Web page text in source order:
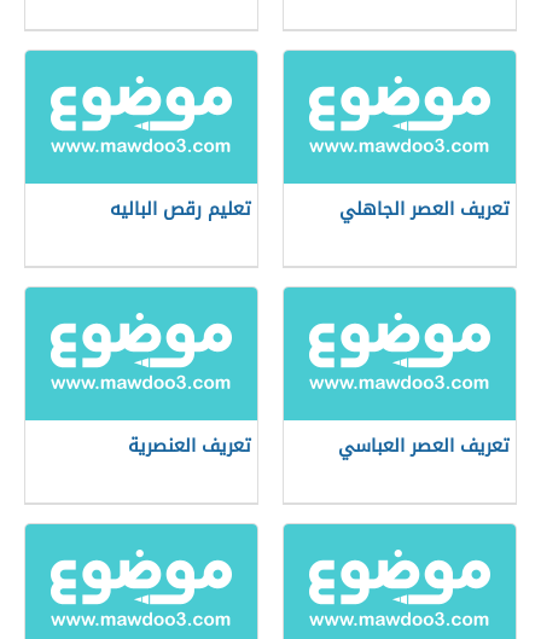
تعريف العصر الجاهلي تعليم رقص الباليه
تعريف العصر العباسي تعريف العنصرية